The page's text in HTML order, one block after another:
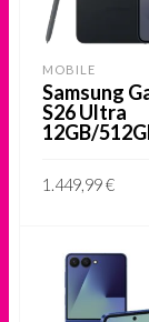
MOBILE
Samsung
S26 Ultra
12GB/
1.449,99€